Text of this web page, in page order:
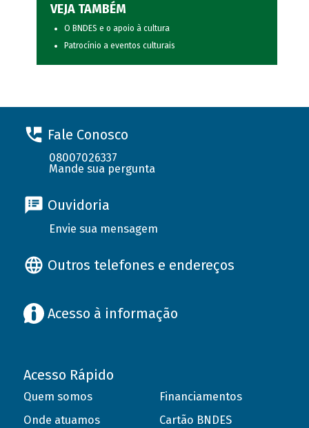
VEJA TAMBÉM
O BNDES e o apoio à cultura
Patrocínio a eventos culturais
Fale Conosco
08007026337
Mande sua pergunta
Ouvidoria
Envie sua mensagem
Outros telefones e endereços
Acesso à informação
Acesso Rápido
Quem somos
Onde atuamos
Financiamentos
Cartão BNDES